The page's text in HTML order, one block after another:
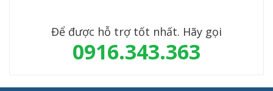
Để được hỗ trợ tốt nhất. Hãy gọi
0916.343.363